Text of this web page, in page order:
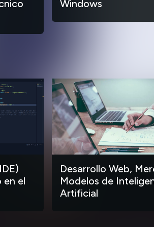
Windows
en el
Desarrollo Web,
Modelos de
Artificial